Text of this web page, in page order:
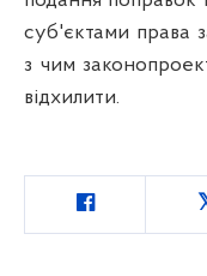
суб'єктами права
з чим
відхилити.